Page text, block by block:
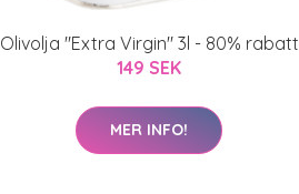
Olivolja "Extra Virgin" 3l - 80% rabatt
149 SEK
MER INFO!